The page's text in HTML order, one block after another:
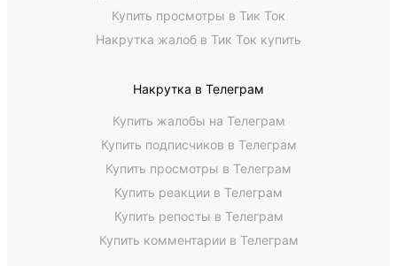
Купить просмотры в Тик Ток
Накрутка жалоб в Тик Ток купить
Накрутка в Телеграм
Купить жалобы на Телеграм
Купить подписчиков в Телеграм
Купить просмотры в Телеграм
Купить реакции в Телеграм
Купить репосты в Телеграм
Купить комментарии в Телеграм